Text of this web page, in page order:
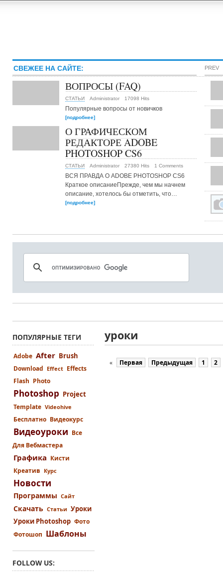
СВЕЖЕЕ НА САЙТЕ:
ВОПРОСЫ (FAQ)
СТАТЬИ Administrator 17098 Hits
Популярные вопросы от новичков
[подробнее]
О ГРАФИЧЕСКОМ
РЕДАКТОРЕ ADOBE
PHOTOSHOP CS6
СТАТЬИ Administrator 27380 Hits 1 Comments
ВСЯ ПРАВДА О ADOBE PHOTOSHOP CS6
Краткое описаниеПрежде, чем мы начнем
описание, хотелось бы отметить, что…
[подробнее]
PREV
уроки
« Первая Предыдущая 1 2
ПОПУЛЯРНЫЕ ТЕГИ
Adobe After Brush
Download Effect Effects
Flash Photo
Photoshop Project
Template Videohive
Бесплатно Видеокурс
Видеоуроки Все
Для Вебмастера
Графика Кисти
Креатив Курс
Новости
Программы Сайт
Скачать Статьи Уроки
Уроки Photoshop Фото
Фотошоп Шаблоны
FOLLOW US: